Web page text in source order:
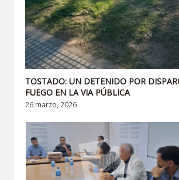
TOSTADO: UN DETENIDO POR
FUEGO EN LA VIA PÚBLICA
26 marzo, 2026